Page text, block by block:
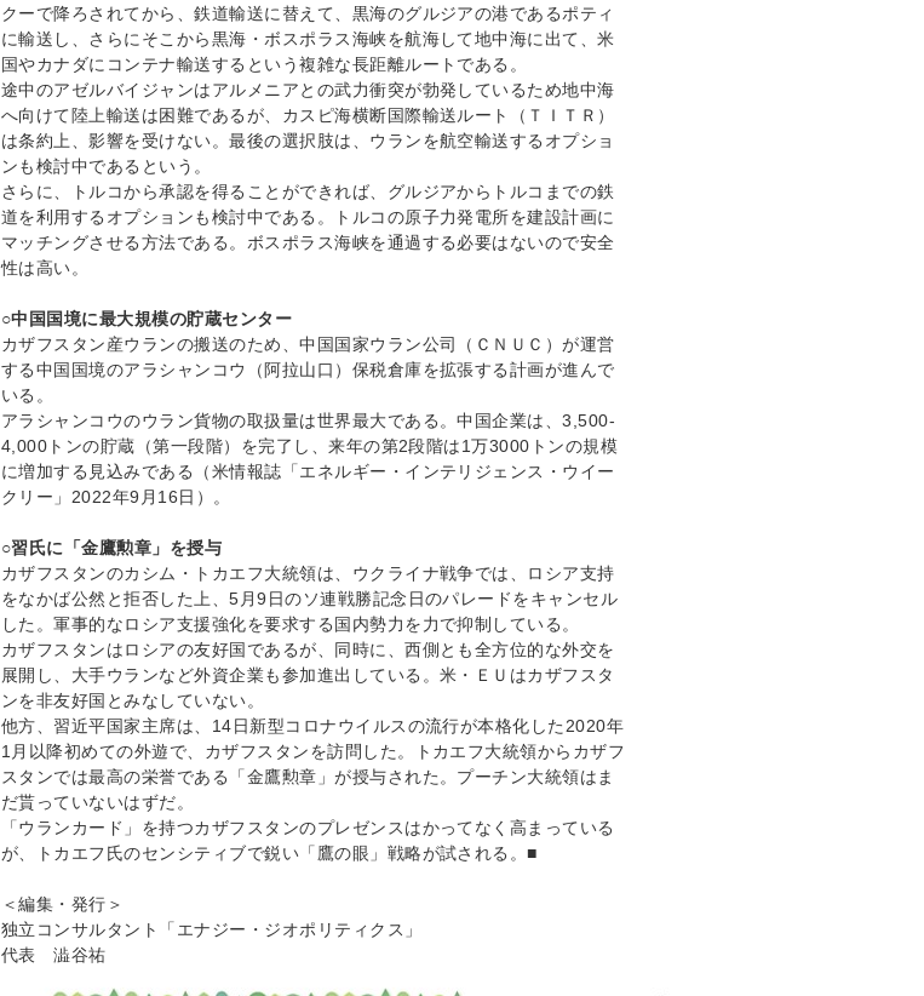
クーで降ろされてから、鉄道輸送に替えて、黒海のグルジアの港であるポティ
に輸送し、さらにそこから黒海・ボスポラス海峡を航海して地中海に出て、米
国やカナダにコンテナ輸送するという複雑な長距離ルートである。
途中のアゼルバイジャンはアルメニアとの武力衝突が勃発しているため地中海
へ向けて陸上輸送は困難であるが、カスピ海横断国際輸送ルート（ＴＩＴＲ）
は条約上、影響を受けない。最後の選択肢は、ウランを航空輸送するオプショ
ンも検討中であるという。
さらに、トルコから承認を得ることができれば、グルジアからトルコまでの鉄
道を利用するオプションも検討中である。トルコの原子力発電所を建設計画に
マッチングさせる方法である。ボスポラス海峡を通過する必要はないので安全
性は高い。
○中国国境に最大規模の貯蔵センター
カザフスタン産ウランの搬送のため、中国国家ウラン公司（ＣＮＵＣ）が運営
する中国国境のアラシャンコウ（阿拉山口）保税倉庫を拡張する計画が進んで
いる。
アラシャンコウのウラン貨物の取扱量は世界最大である。中国企業は、3,500-
4,000トンの貯蔵（第一段階）を完了し、来年の第2段階は1万3000トンの規模
に増加する見込みである（米情報誌「エネルギー・インテリジェンス・ウイー
クリー」2022年9月16日）。
○習氏に「金鷹勲章」を授与
カザフスタンのカシム・トカエフ大統領は、ウクライナ戦争では、ロシア支持
をなかば公然と拒否した上、5月9日のソ連戦勝記念日のパレードをキャンセル
した。軍事的なロシア支援強化を要求する国内勢力を力で抑制している。
カザフスタンはロシアの友好国であるが、同時に、西側とも全方位的な外交を
展開し、大手ウランなど外資企業も参加進出している。米・ＥＵはカザフスタ
ンを非友好国とみなしていない。
他方、習近平国家主席は、14日新型コロナウイルスの流行が本格化した2020年
1月以降初めての外遊で、カザフスタンを訪問した。トカエフ大統領からカザフ
スタンでは最高の栄誉である「金鷹勲章」が授与された。プーチン大統領はま
だ貰っていないはずだ。
「ウランカード」を持つカザフスタンのプレゼンスはかってなく高まっている
が、トカエフ氏のセンシティブで鋭い「鷹の眼」戦略が試される。■
＜編集・発行＞
独立コンサルタント「エナジー・ジオポリティクス」
代表 澁谷祐